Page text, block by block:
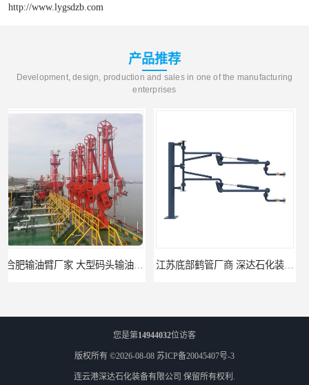
http://www.lygsdzb.com
产品推荐
Development, design, production and sales in one of the manufacturing
enterprises
您是第14944032位访客
版权所有 ©2026-08-08 苏ICP备20045407号-3
连云港深达石化装备有限公司 保留所有权利.